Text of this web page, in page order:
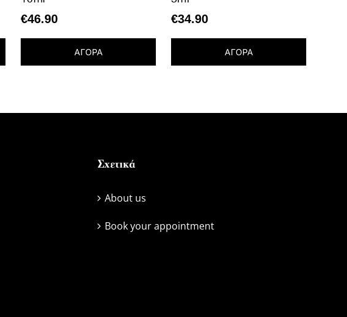
€46.90
ΑΓΟΡΑ
€34.90
ΑΓΟΡΑ
Σχετικά
About us
Book your appointment